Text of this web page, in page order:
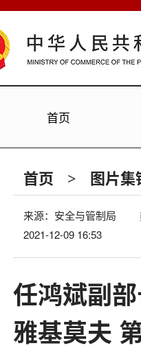
首页
首页 > 图片集
来源： 安全与管制局
2021-12-09 16:53
任鸿斌副
雅基莫夫